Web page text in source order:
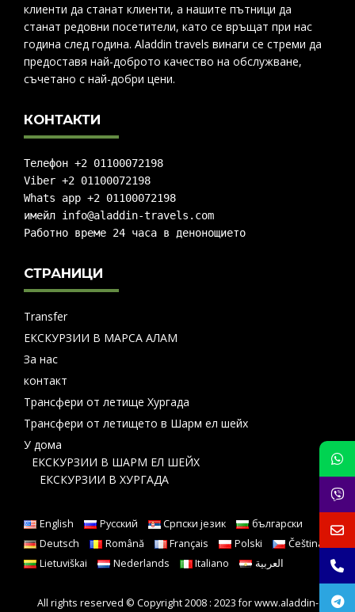
клиенти да станат клиенти, а нашите пътници да
станат редовни посетители, като се връщат при нас
година след година. Aladdin travels винаги се стреми да
предоставя най-доброто качество на обслужване,
съчетано с най-добри цени.
КОНТАКТИ
Телефон +2 01100072198
Viber +2 01100072198
Whats app +2 01100072198
имейл info@aladdin-travels.com
Работно време 24 часа в денонощието
СТРАНИЦИ
Transfer
ЕКСКУРЗИИ В МАРСА АЛАМ
За нас
контакт
Трансфери от летище Хургада
Трансфери от летището в Шарм ел шейх
У дома
ЕКСКУРЗИИ В ШАРМ ЕЛ ШЕЙХ
ЕКСКУРЗИИ В ХУРГАДА
English Русский Српски језик
български
Deutsch
Română Français Polski
Čeština
Lietuviškai
Nederlands Italiano العربية
All rights reserved © Copyright 2008 : 2023 for www.aladdin-